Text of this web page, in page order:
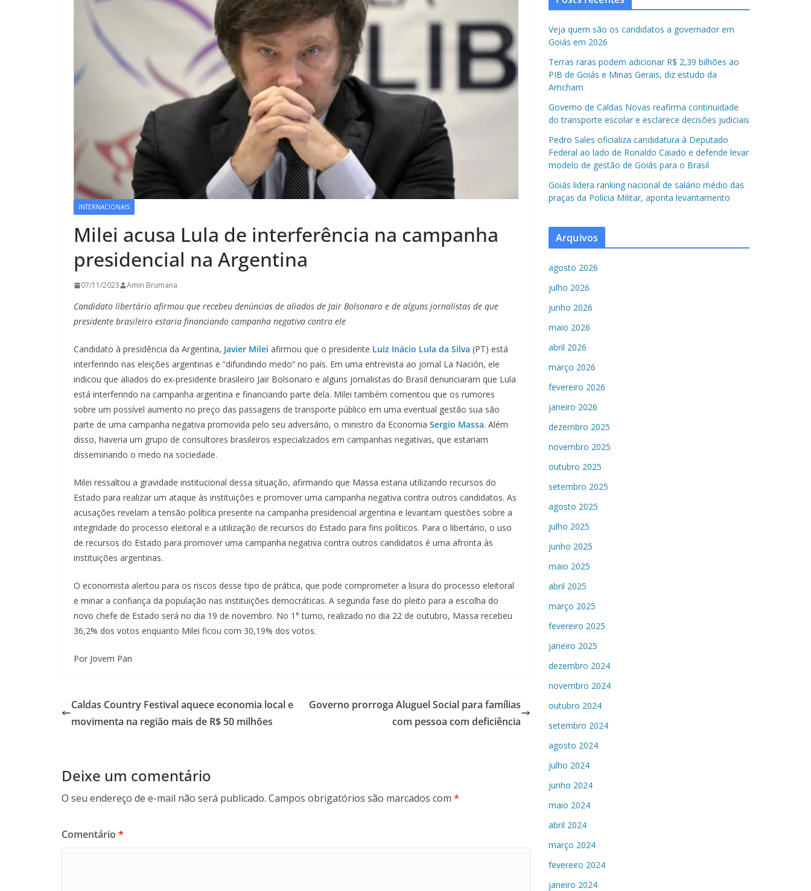
INTERNACIONAIS
Milei acusa Lula de interferência na campanha
presidencial na Argentina
07/11/2023 Amin Brumana
Candidato libertário afirmou que recebeu denúncias de aliados de Jair Bolsonaro e de alguns jornalistas de que
presidente brasileiro estaria financiando campanha negativa contra ele
Candidato à presidência da Argentina, Javier Milei afirmou que o presidente Luiz Inácio Lula da Silva (PT) está
interferindo nas eleições argentinas e “difundindo medo” no país. Em uma entrevista ao jornal La Nación, ele
indicou que aliados do ex-presidente brasileiro Jair Bolsonaro e alguns jornalistas do Brasil denunciaram que Lula
está interferindo na campanha argentina e financiando parte dela. Milei também comentou que os rumores
sobre um possível aumento no preço das passagens de transporte público em uma eventual gestão sua são
parte de uma campanha negativa promovida pelo seu adversário, o ministro da Economia Sergio Massa. Além
disso, haveria um grupo de consultores brasileiros especializados em campanhas negativas, que estariam
disseminando o medo na sociedade.
Milei ressaltou a gravidade institucional dessa situação, afirmando que Massa estaria utilizando recursos do
Estado para realizar um ataque às instituições e promover uma campanha negativa contra outros candidatos. As
acusações revelam a tensão política presente na campanha presidencial argentina e levantam questões sobre a
integridade do processo eleitoral e a utilização de recursos do Estado para fins políticos. Para o libertário, o uso
de recursos do Estado para promover uma campanha negativa contra outros candidatos é uma afronta às
instituições argentinas.
O economista alertou para os riscos desse tipo de prática, que pode comprometer a lisura do processo eleitoral
e minar a confiança da população nas instituições democráticas. A segunda fase do pleito para a escolha do
novo chefe de Estado será no dia 19 de novembro. No 1° turno, realizado no dia 22 de outubro, Massa recebeu
36,2% dos votos enquanto Milei ficou com 30,19% dos votos.
Por Jovem Pan
Caldas Country Festival aquece economia local e
movimenta na região mais de R$ 50 milhões
Governo prorroga Aluguel Social para famílias
com pessoa com deficiência
Deixe um comentário
O seu endereço de e-mail não será publicado. Campos obrigatórios são marcados com *
Comentário *
Veja quem são os candidatos a governador em
Goiás em 2026
Terras raras podem adicionar R$ 2,39 bilhões ao
PIB de Goiás e Minas Gerais, diz estudo da
Amcham
Governo de Caldas Novas reafirma continuidade
do transporte escolar e esclarece decisões judiciais
Pedro Sales oficializa candidatura à Deputado
Federal ao lado de Ronaldo Caiado e defende levar
modelo de gestão de Goiás para o Brasil
Goiás lidera ranking nacional de salário médio das
praças da Polícia Militar, aponta levantamento
Arquivos
agosto 2026
julho 2026
junho 2026
maio 2026
abril 2026
março 2026
fevereiro 2026
janeiro 2026
dezembro 2025
novembro 2025
outubro 2025
setembro 2025
agosto 2025
julho 2025
junho 2025
maio 2025
abril 2025
março 2025
fevereiro 2025
janeiro 2025
dezembro 2024
novembro 2024
outubro 2024
setembro 2024
agosto 2024
julho 2024
junho 2024
maio 2024
abril 2024
março 2024
fevereiro 2024
janeiro 2024